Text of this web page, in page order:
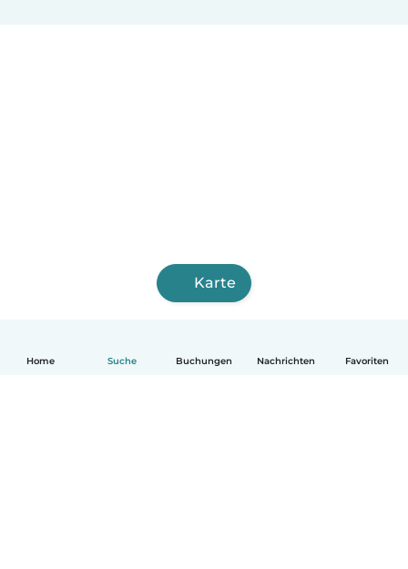
Home Suche Buchungen Nachrichten Favoriten
Karte